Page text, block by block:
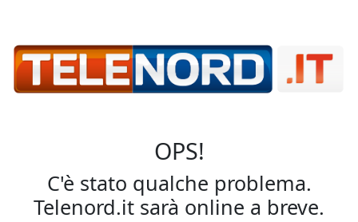
OPS!
C'è stato qualche problema.
Telenord.it sarà online a breve.